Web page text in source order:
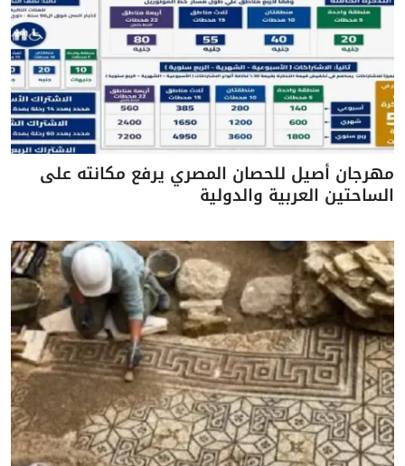
مهرجان أصيل للحصان المصري يرفع مكانته على
الساحتين العربية والدولية